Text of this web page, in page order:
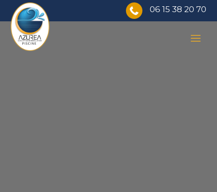
 06 15 38 20 70